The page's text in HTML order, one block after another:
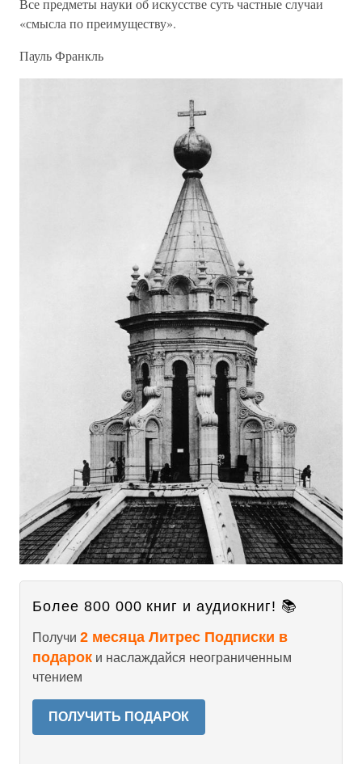
Все предметы науки об искусстве суть частные случаи
«смысла по преимуществу».
Пауль Франкль
Более 800 000 книг и аудиокниг! 📚
Получи 2 месяца Литрес Подписки в
подарок и наслаждайся неограниченным
чтением
ПОЛУЧИТЬ ПОДАРОК